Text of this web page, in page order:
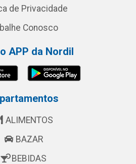
de Privacidade
Conosco
APP da Nordil
ALIMENTOS
BAZAR
BEBIDAS